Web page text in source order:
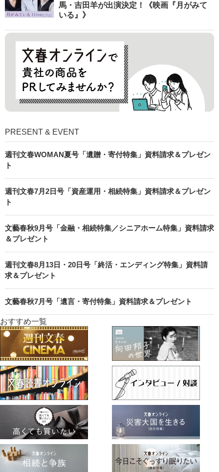
馬・吉田羊が出演決定！《映画『月がみて
いる』》
PRESENT & EVENT
週刊文春WOMAN夏号「遺贈・寄付特集」資料請求＆プレゼン
ト
週刊文春7月2日号「資産運用・相続特集」資料請求＆プレゼン
ト
文藝春秋9月号「金融・相続特集／シニアホーム特集」資料請求
＆プレゼント
週刊文春8月13日・20日号「終活・エンディング特集」資料請
求＆プレゼント
文藝春秋7月号「遺言・寄付特集」資料請求＆プレゼント
おすすめ一覧